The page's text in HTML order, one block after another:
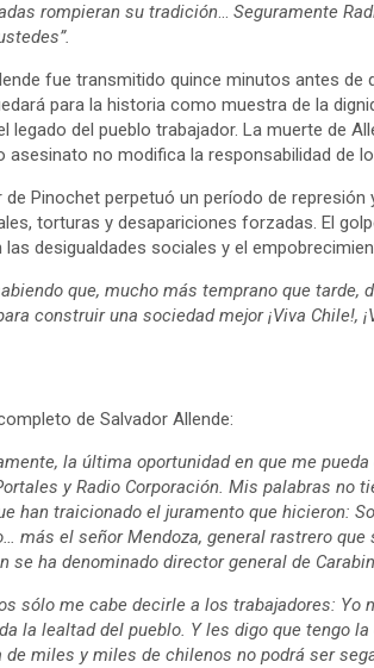
rompieran su tradición… Seguramente
fue transmitido quince minutos antes
para la historia como muestra de la
legado del pueblo trabajador. La muerte de
asesinato no modifica la responsabilidad de
de Pinochet perpetuó un período de
torturas y desapariciones forzadas. El
desigualdades sociales y el
que, mucho más temprano que
construir una sociedad mejor ¡Viva Chile!,
de Salvador Allende:
la última oportunidad en que me
y Radio Corporación. Mis palabras no
han traicionado el juramento que hicieron:
más el señor Mendoza, general rastrero
se ha denominado director general de
sólo me cabe decirle a los trabajadores: Yo
la lealtad del pueblo. Y les digo que tengo
miles y miles de chilenos no podrá ser